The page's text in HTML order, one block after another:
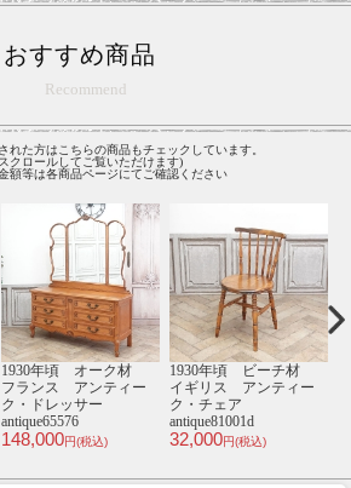
おすすめ商品
Recommend
れた方はこちらの商品もチェックしています。
クロールしてご覧いただけます)
額等は各商品ページにてご確認ください
1930年頃 マホガニー
材 イギリス アンテ
ィーク・サイドボー
ド antique58845
385,000円(税込)
1920年頃 マホガニー
材 イギリス アンテ
ィーク・チェア
antique81036a
47,000円(税込)